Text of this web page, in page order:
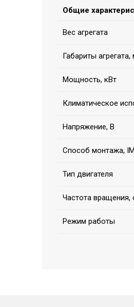
Общие
Вес агрегата
Габариты агрегата,
Мощность, кВт
Климатическое
Напряжение, В
Способ монтажа, IM
Тип двигателя
Частота вращения,
Режим работы